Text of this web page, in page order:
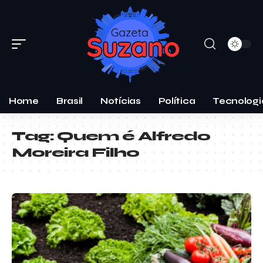
Home Brasil Notícias Política
Tag:Quem é Alfredo
Moreira Filho